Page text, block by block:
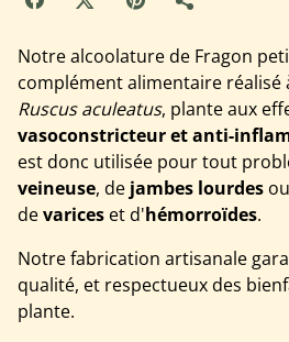
Notre alcoolature de Fragon
complément alimentaire réalisé
Ruscus aculeatus, plante aux
vasoconstricteur et anti-
est donc utilisée pour tout
veineuse, de jambes lourdes
devarices et d'hémorroïdes.
Notre fabrication artisanale
qualité, et respectueux des
plante.